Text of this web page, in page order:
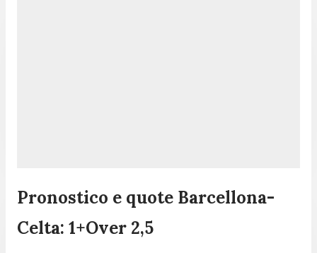
Pronostico e quote Barcellona-
Celta: 1+Over 2,5